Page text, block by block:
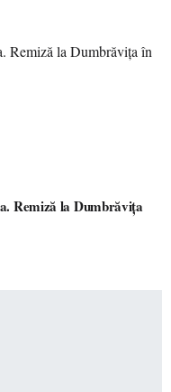
Remiză la Dumbrăvița